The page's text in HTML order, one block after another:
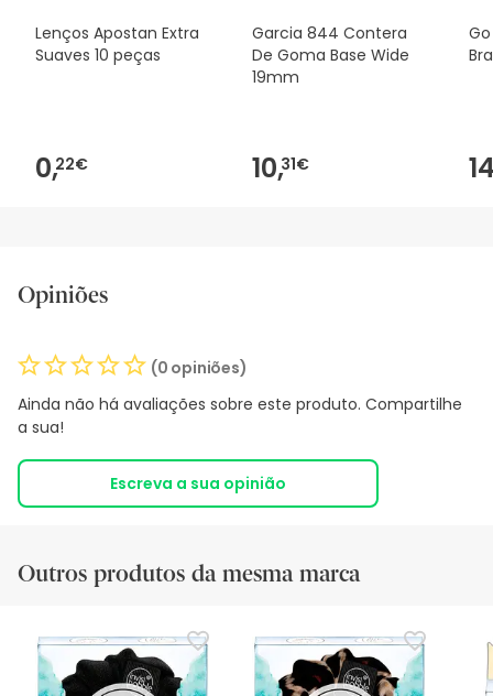
Lenços Apostan Extra
Suaves 10 peças
0,22€
Garcia 844 Contera
De Goma Base Wide
19mm
10,31€
Opiniões
(0 opiniões)
Ainda não há avaliações sobre este produto. Compartilhe
a sua!
Escreva a sua opinião
Outros produtos da mesma marca